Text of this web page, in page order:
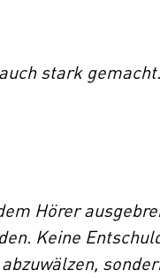
stark
Hörer
Keine